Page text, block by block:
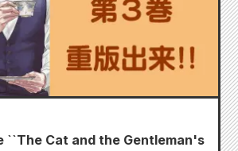
``The Cat and the Gentleman's